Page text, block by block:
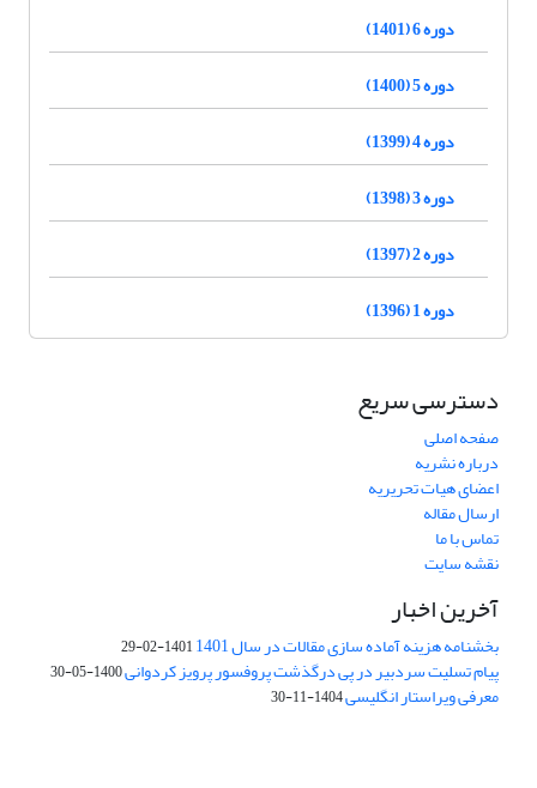
دوره 6 (1401)
دوره 5 (1400)
دوره 4 (1399)
دوره 3 (1398)
دوره 2 (1397)
دوره 1 (1396)
دسترسی سریع
صفحه اصلی
درباره نشریه
اعضای هیات تحریریه
ارسال مقاله
تماس با ما
نقشه سایت
آخرین اخبار
بخشنامه هزینه آماده سازی مقالات در سال 1401 1401-02-29
پیام تسلیت سردبیر در پی درگذشت پروفسور پرویز کردوانی1400-05-30
معرفی ویراستار انگلیسی1404-11-30